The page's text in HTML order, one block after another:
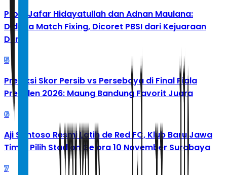
Profil Jafar Hidayatullah dan Adnan Maulana:
Diduga Match Fixing, Dicoret PBSI dari Kejuaraan
Dunia
5
Prediksi Skor Persib vs Persebaya di Final Piala
Presiden 2026: Maung Bandung Favorit Juara
6
Aji Santoso Resmi Latih de Red FC, Klub Baru Jawa
Timur Pilih Stadion Gelora 10 November Surabaya
7